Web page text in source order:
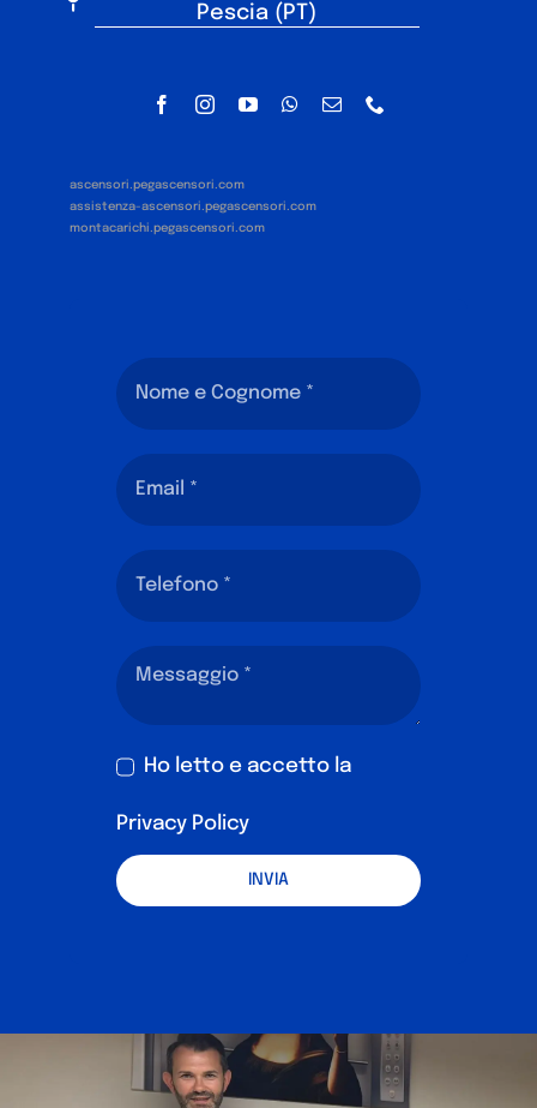
Pescia (PT)
ascensori.pegascensori.com
assistenza-ascensori.pegascensori.com
montacarichi.pegascensori.com
Ho letto e accetto la
Privacy Policy
INVIA